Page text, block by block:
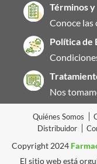
Términos
Conoce las
Política de
Nos
Quiénes Somos
Distribuidor
Copyright 2024
El sitio web está